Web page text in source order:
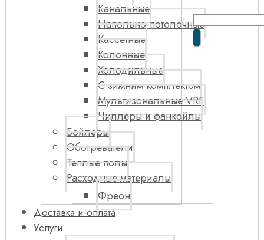
Канальные
Напольно-потолочные
Кассетные
Колонные
Холодильные
С зимним комплектом
Мультизональные VRF
Чиллеры и фанкойлы
Бойлеры
Обогреватели
Теплые полы
Расходные материалы
Фреон
Доставка и оплата
Услуги